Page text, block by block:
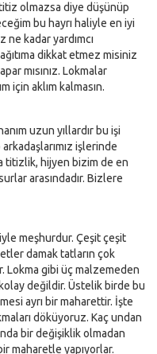
titiz olmazsa diye düşünüp
bu hayrı haliyle en iyi
ne kadar yardımcı
dikkat etmez misiniz
mısınız. Lokmalar
için aklım kalmasın.
uzun yıllardır bu işi
arkadaşlarımız işlerinde
titizlik, hijyen bizim de en
arasındadır. Bizlere
meşhurdur. Çeşit çeşit
damak tatların çok
gibi üç malzemeden
değildir. Üstelik birde bu
ayrı bir maharettir. İşte
döküyoruz. Kaç undan
bir değişiklik olmadan
maharetle yapıyorlar.